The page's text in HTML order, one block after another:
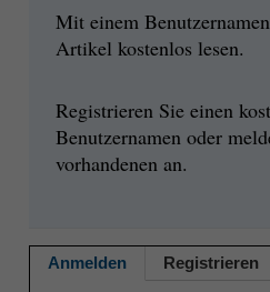
Mit einem
Artikel kostenlos lesen.
Registrieren Sie einen
Benutzernamen oder
vorhandenen an.
Anmelden Registrieren